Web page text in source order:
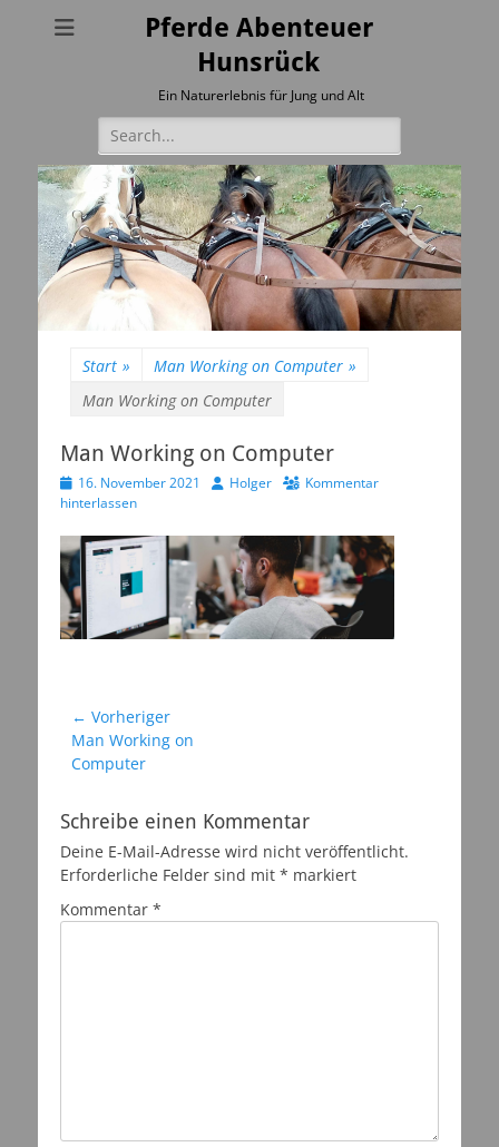
Pferde Abenteuer
Hunsrück
Ein Naturerlebnis für Jung und Alt
Suchen
nach:
Start » Man Working on Computer »
Man Working on Computer
Man Working on Computer
Veröffentlicht
am
16. November 2021 AutorHolger
Kommentar
hinterlassen
Beitragsnavigation
← Vorheriger
Vorheriger
Beitrag:
Man Working on
Computer
Schreibe einen Kommentar
Deine E-Mail-Adresse wird nicht veröffentlicht.
Erforderliche Felder sind mit * markiert
Kommentar *